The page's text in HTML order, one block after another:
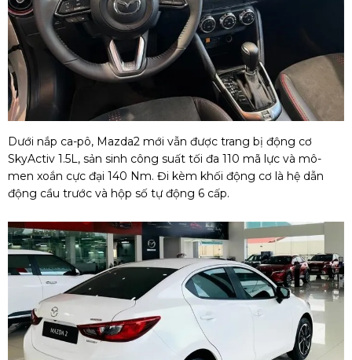
Dưới nắp ca-pô, Mazda2 mới vẫn được trang bị động cơ
SkyActiv 1.5L, sản sinh công suất tối đa 110 mã lực và mô-
men xoắn cực đại 140 Nm. Đi kèm khối động cơ là hệ dẫn
động cầu trước và hộp số tự động 6 cấp.